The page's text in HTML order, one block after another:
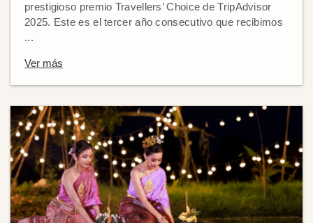
prestigioso premio Travellers’ Choice de TripAdvisor
2025. Este es el tercer año consecutivo que recibimos
...
Ver más